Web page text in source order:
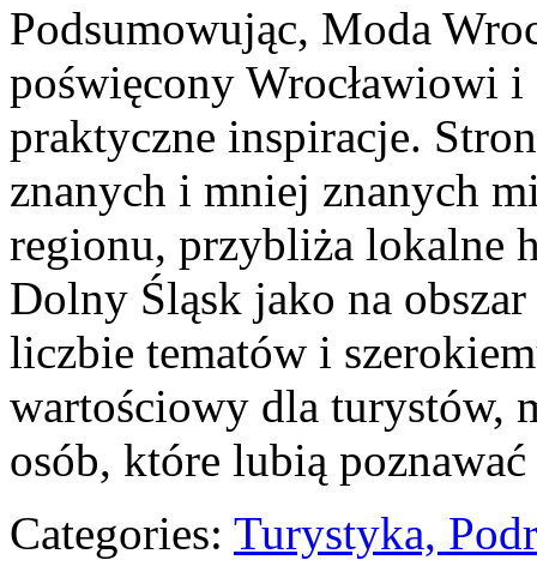
Podsumowując, Moda
poświęcony Wrocławiowi
praktyczne inspiracje.
znanych i mniej znanych
regionu, przybliża lokalne
Dolny Śląsk jako na
liczbie tematów i
wartościowy dla turystów,
osób, które lubią
Categories: Turystyka,